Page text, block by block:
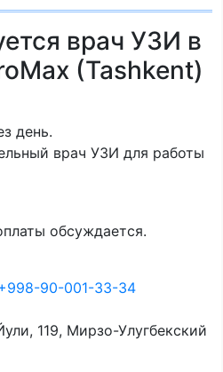
врач УЗИ в
(Tashkent)
день.
врач УЗИ для работы
обсуждается.
90-001-33-34
119, Мирзо-Улугбекский